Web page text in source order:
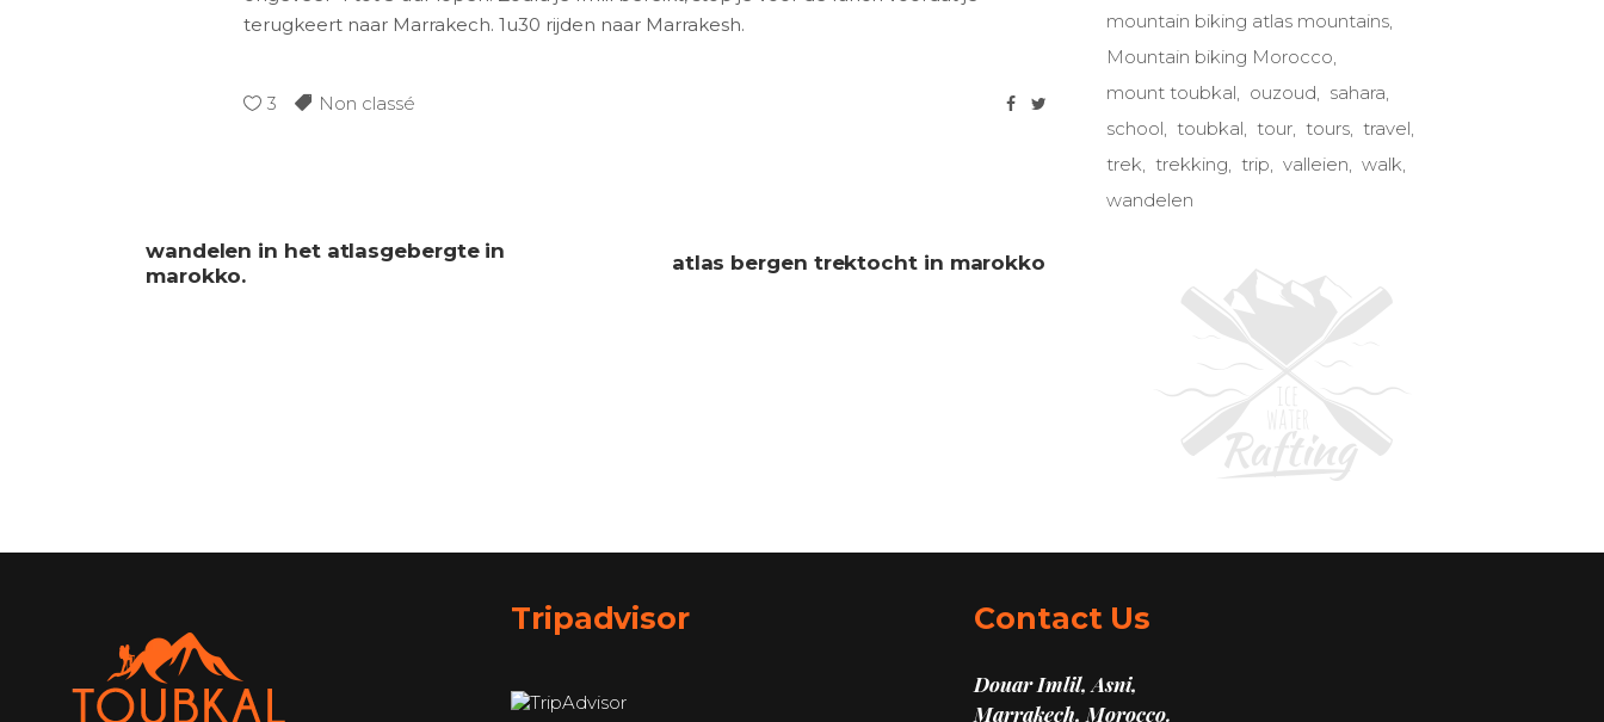
terugkeert naar Marrakech. 1u30 rijden naar Marrakesh.
3 Non classé
wandelen in het atlasgebergte in
marokko.
atlas bergen trektocht in marokko
mountain biking atlas mountains
Mountain biking Morocco
mount toubkal
ouzoud
sahara
school
toubkal tour tours travel
trek
trekking trip valleien
walk
wandelen
Tripadvisor Contact Us
Douar Imlil, Asni,
Marrakech, Morocco.